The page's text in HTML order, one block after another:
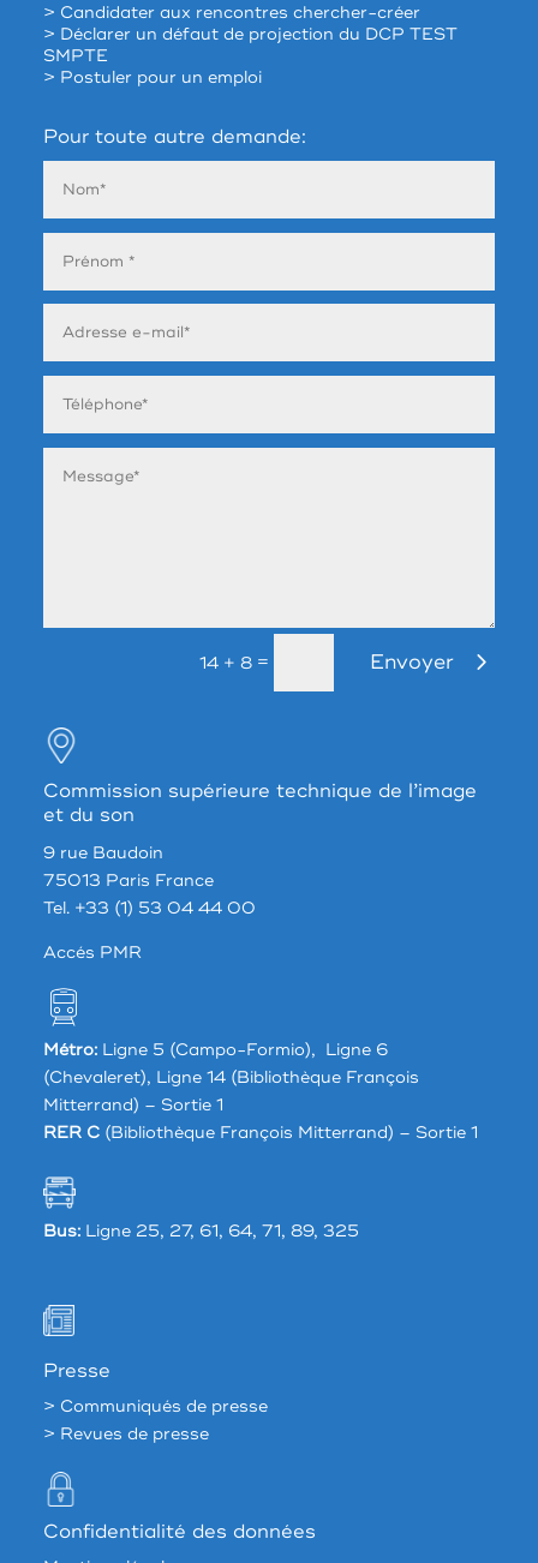
> Candidater aux rencontres chercher-créer
> Déclarer un défaut de projection du DCP TEST
SMPTE
> Postuler pour un emploi
Pour toute autre demande:
14 + 8 = Envoyer
Commission supérieure technique de l’image
et du son
9 rue Baudoin
75013 Paris France
Tel. +33 (1) 53 04 44 00
Accés PMR
Métro:Ligne 5 (Campo-Formio), Ligne 6
(Chevaleret), Ligne 14 (Bibliothèque François
Mitterrand) – Sortie 1
RER C(Bibliothèque François Mitterrand) – Sortie 1
Bus:Ligne 25, 27, 61, 64, 71, 89, 325
Presse
> Communiqués de presse
> Revues de presse
Confidentialité des données